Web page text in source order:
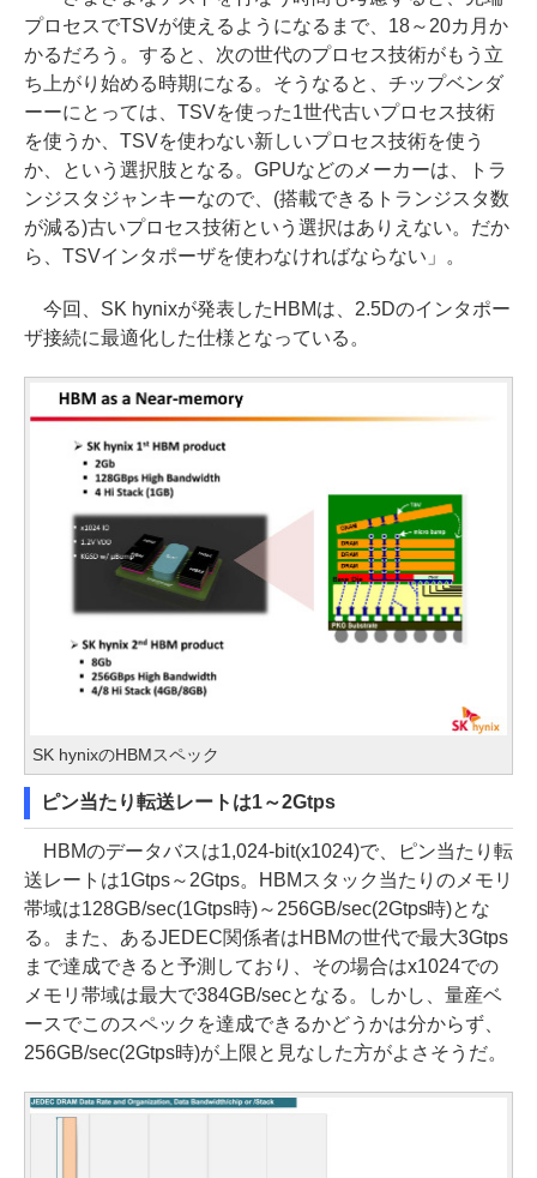
プロセスでTSVが使えるようになるまで、18～20カ月か
かるだろう。すると、次の世代のプロセス技術がもう立
ち上がり始める時期になる。そうなると、チップベンダ
ーーにとっては、TSVを使った1世代古いプロセス技術
を使うか、TSVを使わない新しいプロセス技術を使う
か、という選択肢となる。GPUなどのメーカーは、トラ
ンジスタジャンキーなので、(搭載できるトランジスタ数
が減る)古いプロセス技術という選択はありえない。だか
ら、TSVインタポーザを使わなければならない」。
今回、SK hynixが発表したHBMは、2.5Dのインタポー
ザ接続に最適化した仕様となっている。
SK hynixのHBMスペック
ピン当たり転送レートは1～2Gtps
HBMのデータバスは1,024-bit(x1024)で、ピン当たり転
送レートは1Gtps～2Gtps。HBMスタック当たりのメモリ
帯域は128GB/sec(1Gtps時)～256GB/sec(2Gtps時)とな
る。また、あるJEDEC関係者はHBMの世代で最大3Gtps
まで達成できると予測しており、その場合はx1024での
メモリ帯域は最大で384GB/secとなる。しかし、量産ベ
ースでこのスペックを達成できるかどうかは分からず、
256GB/sec(2Gtps時)が上限と見なした方がよさそうだ。